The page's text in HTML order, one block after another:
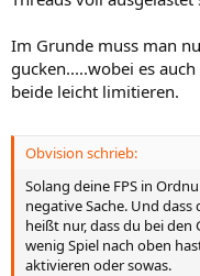
Im Grunde muss man
gucken.....wobei es
beide leicht limitieren.
Obvision schrieb:
Solang deine FPS in
negative Sache. Und dass
heißt nur, dass du bei den
wenig Spiel nach oben
aktivieren oder sowas.